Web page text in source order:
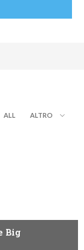
ALL ALTRO
Big